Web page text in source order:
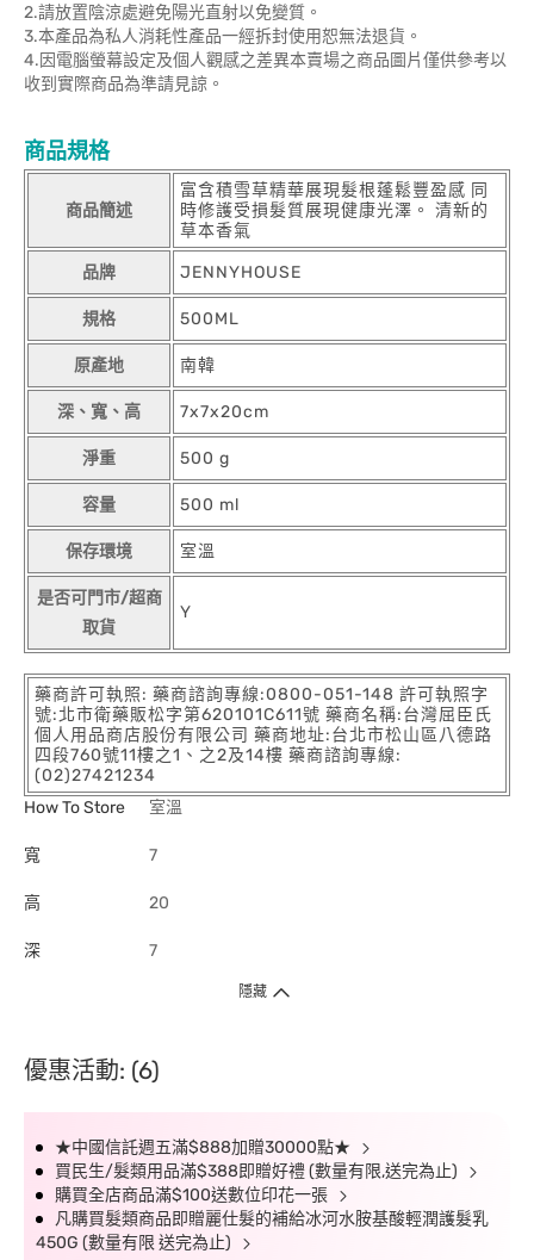
2.請放置陰涼處避免陽光直射以免變質。
3.本產品為私人消耗性產品一經拆封使用恕無法退貨。
4.因電腦螢幕設定及個人觀感之差異本賣場之商品圖片僅供參考以
收到實際商品為準請見諒。
商品規格
商品簡述
富含積雪草精華展現髮根蓬鬆豐盈感 同
時修護受損髮質展現健康光澤。 清新的
草本香氣
品牌 JENNYHOUSE
規格 500ML
原產地 南韓
深、寬、高 7x7x20cm
淨重 500 g
容量 500 ml
保存環境 室溫
是否可門市/超商
取貨
Y
藥商許可執照: 藥商諮詢專線:0800-051-148 許可執照字
號:北市衛藥販松字第620101C611號 藥商名稱:台灣屈臣氏
個人用品商店股份有限公司 藥商地址:台北市松山區八德路
四段760號11樓之1、之2及14樓 藥商諮詢專線:
(02)27421234
How To Store
室溫
寬 7
高 20
深 7
隱藏
優惠活動: (6)
★中國信託週五滿$888加贈30000點★
買民生/髮類用品滿$388即贈好禮 (數量有限,送完為止)
購買全店商品滿$100送數位印花一張
凡購買髮類商品即贈麗仕髮的補給冰河水胺基酸輕潤護髮乳
450G (數量有限 送完為止)